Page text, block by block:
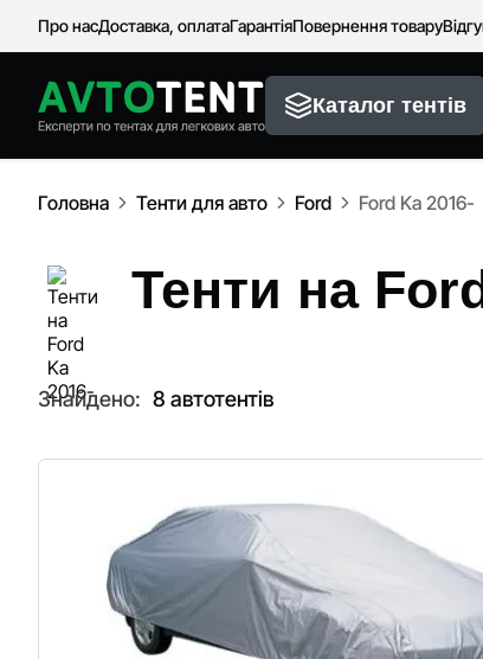
Про насДоставка, оплатаГарантіяПовернення товару
Каталог тентів
Головна Тенти для авто Ford Ford Ka 2016-
Тенти на
Знайдено: 8 автотентів